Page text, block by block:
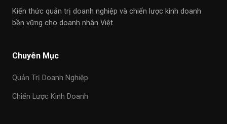
Kiến thức quản trị doanh nghiệp và chiến lược kinh doanh
bền vững cho doanh nhân Việt
Chuyên Mục
Quản Trị Doanh Nghiệp
Chiến Lược Kinh Doanh